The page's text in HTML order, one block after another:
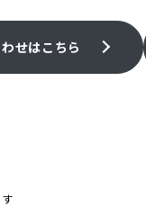
せはこちら